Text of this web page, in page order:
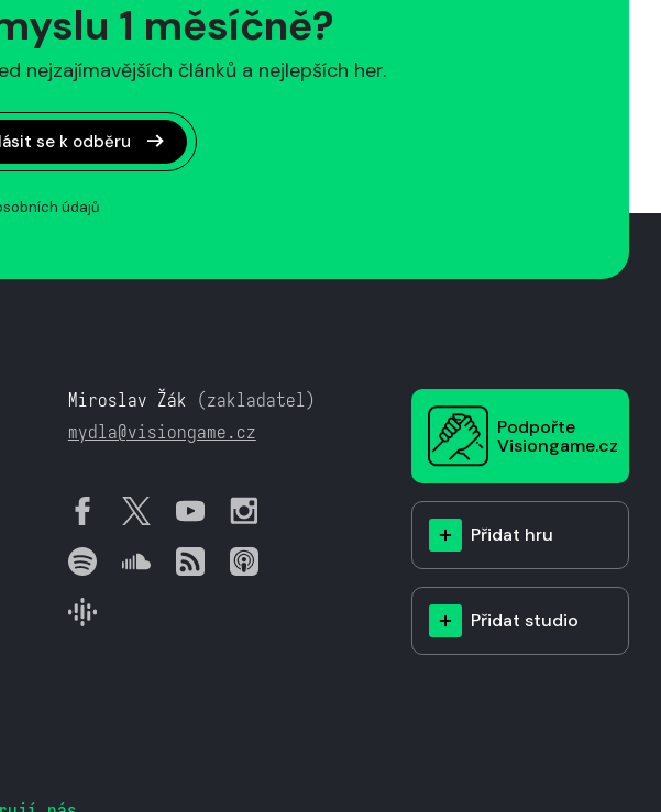
1 měsíčně?
nejzajímavějších článků a nejlepších her.
se k odběru
údajů
Miroslav Žák (zakladatel)
mydla@visiongame.cz
Podpořte
Visiongame.cz
Přidat hru
Přidat studio